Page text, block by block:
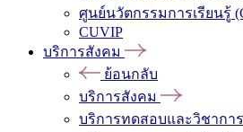
ศูนย์นวัตกรรมการเรียนรู้
CUVIP
บริการสังคม
ย้อนกลับ
บริการสังคม
บริการทดสอบและวิชาการ